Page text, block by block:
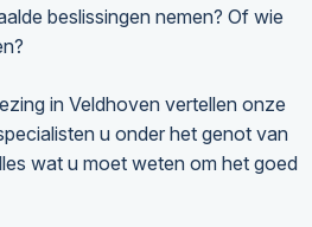
beslissingen nemen? Of wie
in Veldhoven vertellen onze
u onder het genot van
wat u moet weten om het goed